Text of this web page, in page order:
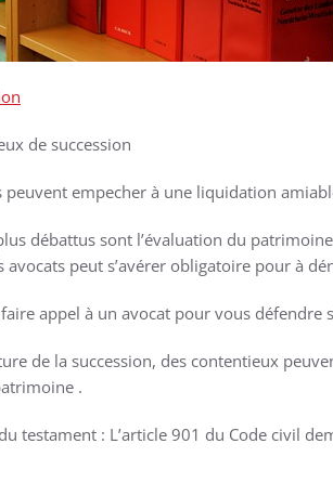
de succession
peuvent empecher à une liquidation
débattus sont l’évaluation du
avocats peut s’avérer obligatoire pour à
faire appel à un avocat pour vous défendre
de la succession, des contentieux
.
testament : L’article 901 du Code civil